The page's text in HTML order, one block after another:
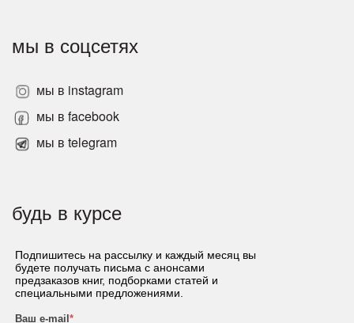
мы в соцсетях
мы в instagram
мы в facebook
мы в telegram
будь в курсе
Подпишитесь на рассылку и каждый месяц вы
будете получать письма с анонсами
предзаказов книг, подборками статей и
специальными предложениями.
Ваш e-mail*